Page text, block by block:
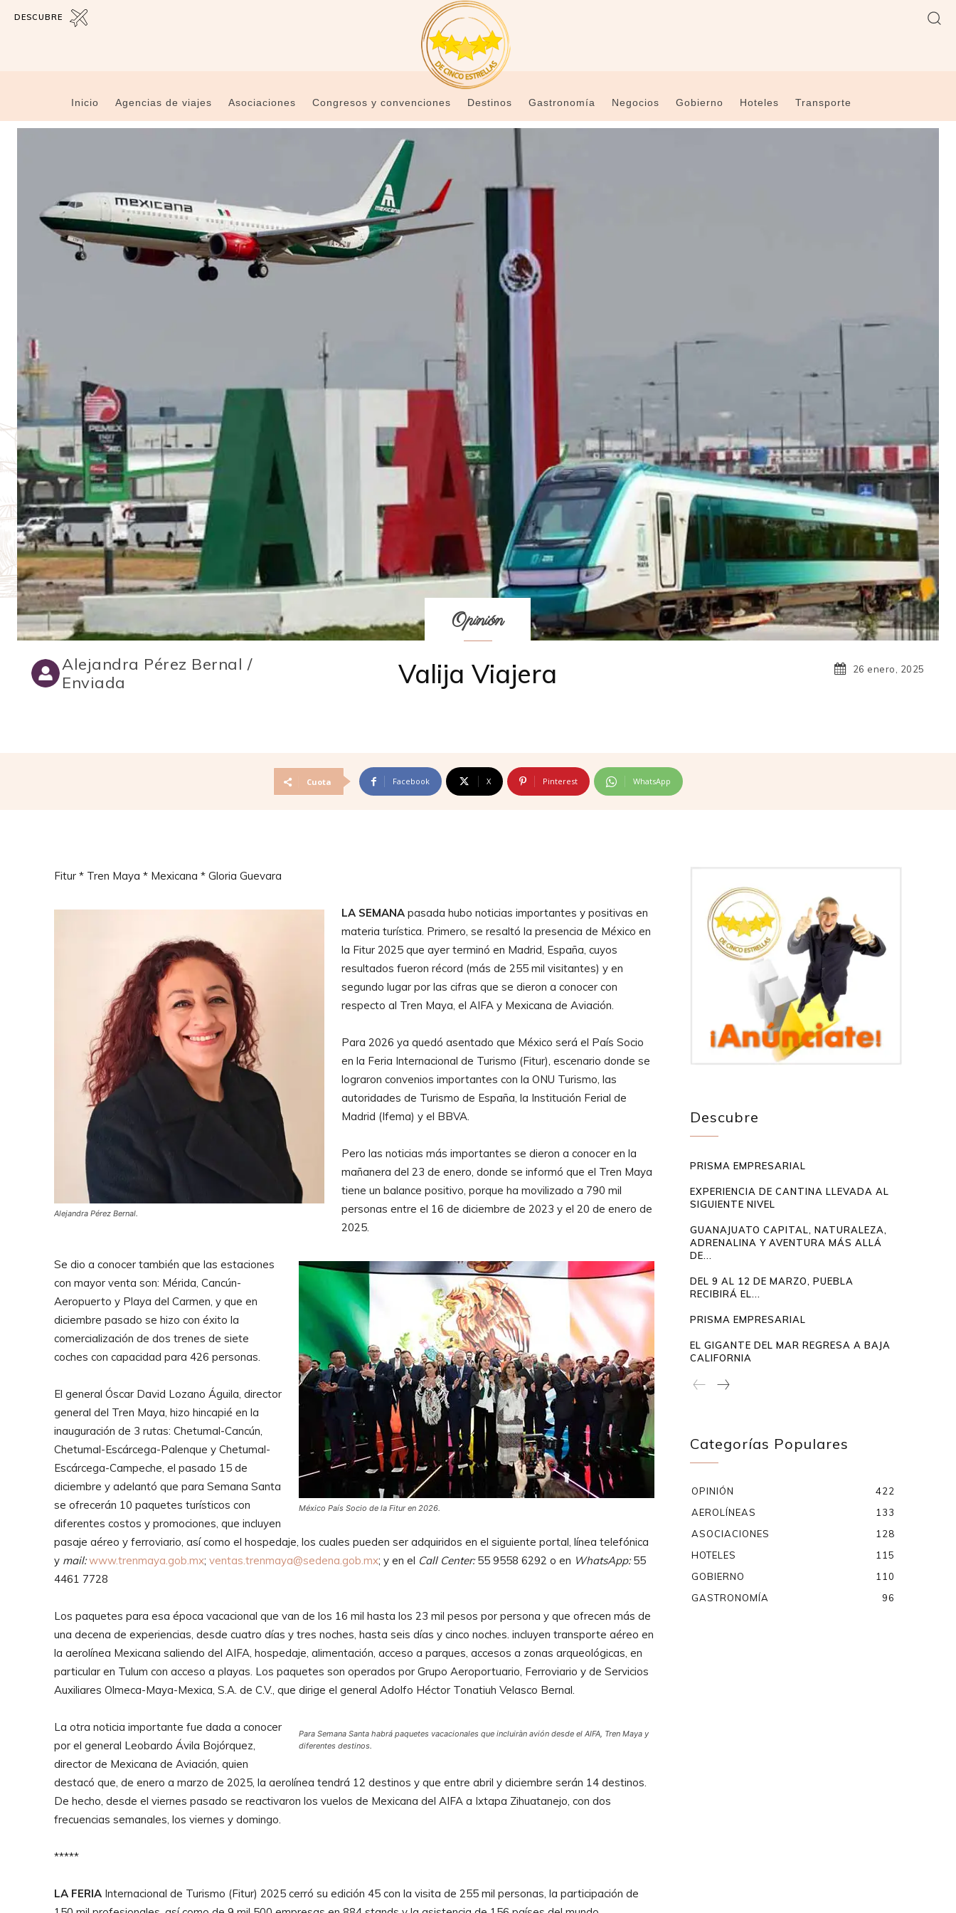
DESCUBRE
Inicio Agencias de viajes Asociaciones Congresos y convenciones Destinos Gastronomía Negocios Gobierno Hoteles Transporte
Alejandra Pérez Bernal /
Enviada
Opinión
Valija Viajera 26 enero, 2025
Cuota Facebook X Pinterest WhatsApp
Fitur * Tren Maya * Mexicana * Gloria Guevara
Alejandra Pérez Bernal.
LA SEMANA pasada hubo noticias importantes y positivas en
materia turística. Primero, se resaltó la presencia de México en
la Fitur 2025 que ayer terminó en Madrid, España, cuyos
resultados fueron récord (más de 255 mil visitantes) y en
segundo lugar por las cifras que se dieron a conocer con
respecto al Tren Maya, el AIFA y Mexicana de Aviación.
Para 2026 ya quedó asentado que México será el País Socio
en la Feria Internacional de Turismo (Fitur), escenario donde se
lograron convenios importantes con la ONU Turismo, las
autoridades de Turismo de España, la Institución Ferial de
Madrid (Ifema) y el BBVA.
Pero las noticias más importantes se dieron a conocer en la
mañanera del 23 de enero, donde se informó que el Tren Maya
tiene un balance positivo, porque ha movilizado a 790 mil
personas entre el 16 de diciembre de 2023 y el 20 de enero de
2025.
México País Socio de la Fitur en 2026.
Se dio a conocer también que las estaciones
con mayor venta son: Mérida, Cancún-
Aeropuerto y Playa del Carmen, y que en
diciembre pasado se hizo con éxito la
comercialización de dos trenes de siete
coches con capacidad para 426 personas.
El general Óscar David Lozano Águila, director
general del Tren Maya, hizo hincapié en la
inauguración de 3 rutas: Chetumal-Cancún,
Chetumal-Escárcega-Palenque y Chetumal-
Escárcega-Campeche, el pasado 15 de
diciembre y adelantó que para Semana Santa
se ofrecerán 10 paquetes turísticos con
diferentes costos y promociones, que incluyen
pasaje aéreo y ferroviario, así como el hospedaje, los cuales pueden ser adquiridos en el siguiente portal, línea telefónica
y mail: www.trenmaya.gob.mx; ventas.trenmaya@sedena.gob.mx; y en el Call Center:55 9558 6292 o en WhatsApp:55
4461 7728
Los paquetes para esa época vacacional que van de los 16 mil hasta los 23 mil pesos por persona y que ofrecen más de
una decena de experiencias, desde cuatro días y tres noches, hasta seis días y cinco noches. incluyen transporte aéreo en
la aerolínea Mexicana saliendo del AIFA, hospedaje, alimentación, acceso a parques, accesos a zonas arqueológicas, en
particular en Tulum con acceso a playas. Los paquetes son operados por Grupo Aeroportuario, Ferroviario y de Servicios
Auxiliares Olmeca-Maya-Mexica, S.A. de C.V., que dirige el general Adolfo Héctor Tonatiuh Velasco Bernal.
Para Semana Santa habrá paquetes vacacionales que incluiràn avión desde el AIFA, Tren Maya y
diferentes destinos.
La otra noticia importante fue dada a conocer
por el general Leobardo Ávila Bojórquez,
director de Mexicana de Aviación, quien
destacó que, de enero a marzo de 2025, la aerolínea tendrá 12 destinos y que entre abril y diciembre serán 14 destinos.
De hecho, desde el viernes pasado se reactivaron los vuelos de Mexicana del AIFA a Ixtapa Zihuatanejo, con dos
frecuencias semanales, los viernes y domingo.
*****
LA FERIA Internacional de Turismo (Fitur) 2025 cerró su edición 45 con la visita de 255 mil personas, la participación de
Descubre
PRISMA EMPRESARIAL
EXPERIENCIA DE CANTINA LLEVADA AL
SIGUIENTE NIVEL
GUANAJUATO CAPITAL, NATURALEZA,
ADRENALINA Y AVENTURA MÁS ALLÁ
DE...
DEL 9 AL 12 DE MARZO, PUEBLA
RECIBIRÁ EL...
PRISMA EMPRESARIAL
EL GIGANTE DEL MAR REGRESA A BAJA
CALIFORNIA
Categorías Populares
OPINIÓN
422
AEROLÍNEAS
133
ASOCIACIONES
128
HOTELES
115
GOBIERNO
110
GASTRONOMÍA
96